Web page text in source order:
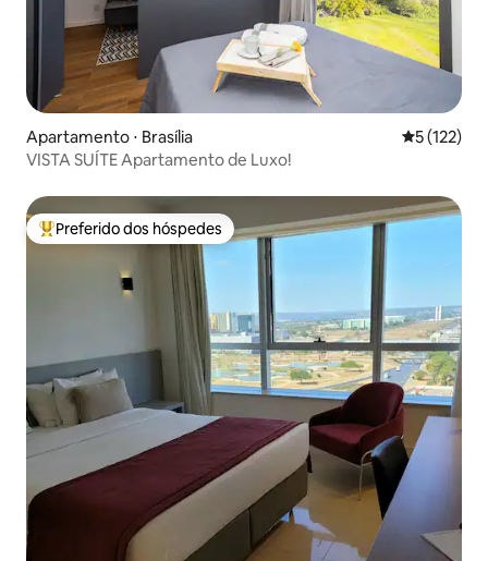
Apartamento ⋅ Brasília 5 de uma
5 (122)
VISTA SUÍTE Apartamento de Luxo!
Entre os melhores preferidos dos hóspedes
Preferido dos hóspedes